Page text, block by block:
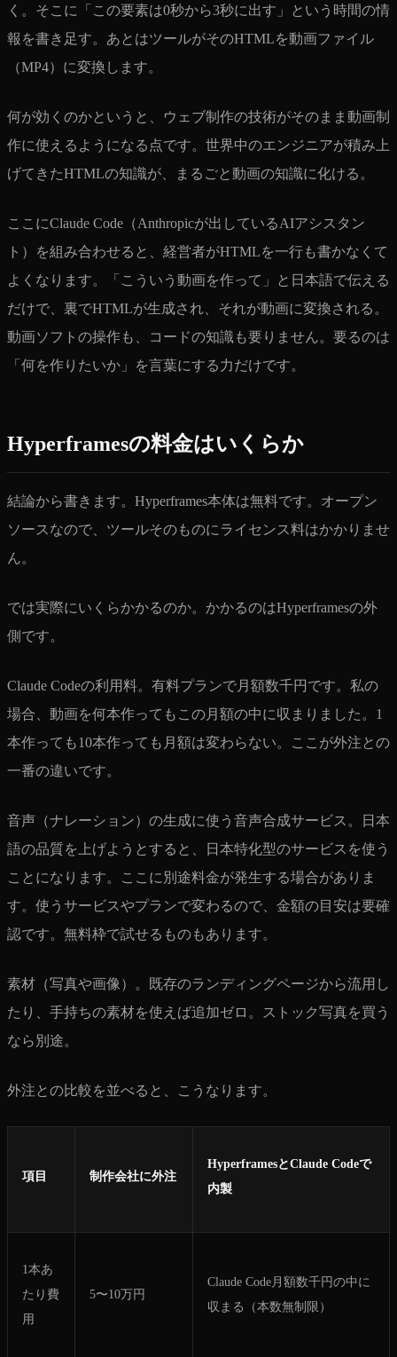
く。そこに「この要素は0秒から3秒に出す」という時間の情
報を書き足す。あとはツールがそのHTMLを動画ファイル
（MP4）に変換します。
何が効くのかというと、ウェブ制作の技術がそのまま動画制
作に使えるようになる点です。世界中のエンジニアが積み上
げてきたHTMLの知識が、まるごと動画の知識に化ける。
ここにClaude Code（Anthropicが出しているAIアシスタン
ト）を組み合わせると、経営者がHTMLを一行も書かなくて
よくなります。「こういう動画を作って」と日本語で伝える
だけで、裏でHTMLが生成され、それが動画に変換される。
動画ソフトの操作も、コードの知識も要りません。要るのは
「何を作りたいか」を言葉にする力だけです。
Hyperframesの料金はいくらか
結論から書きます。Hyperframes本体は無料です。オープン
ソースなので、ツールそのものにライセンス料はかかりませ
ん。
では実際にいくらかかるのか。かかるのはHyperframesの外
側です。
Claude Codeの利用料。有料プランで月額数千円です。私の
場合、動画を何本作ってもこの月額の中に収まりました。1
本作っても10本作っても月額は変わらない。ここが外注との
一番の違いです。
音声（ナレーション）の生成に使う音声合成サービス。日本
語の品質を上げようとすると、日本特化型のサービスを使う
ことになります。ここに別途料金が発生する場合がありま
す。使うサービスやプランで変わるので、金額の目安は要確
認です。無料枠で試せるものもあります。
素材（写真や画像）。既存のランディングページから流用し
たり、手持ちの素材を使えば追加ゼロ。ストック写真を買う
なら別途。
外注との比較を並べると、こうなります。
項目 制作会社に外注
HyperframesとClaude Codeで
内製
1本あ
たり費
用
5〜10万円
Claude Code月額数千円の中に
収まる（本数無制限）